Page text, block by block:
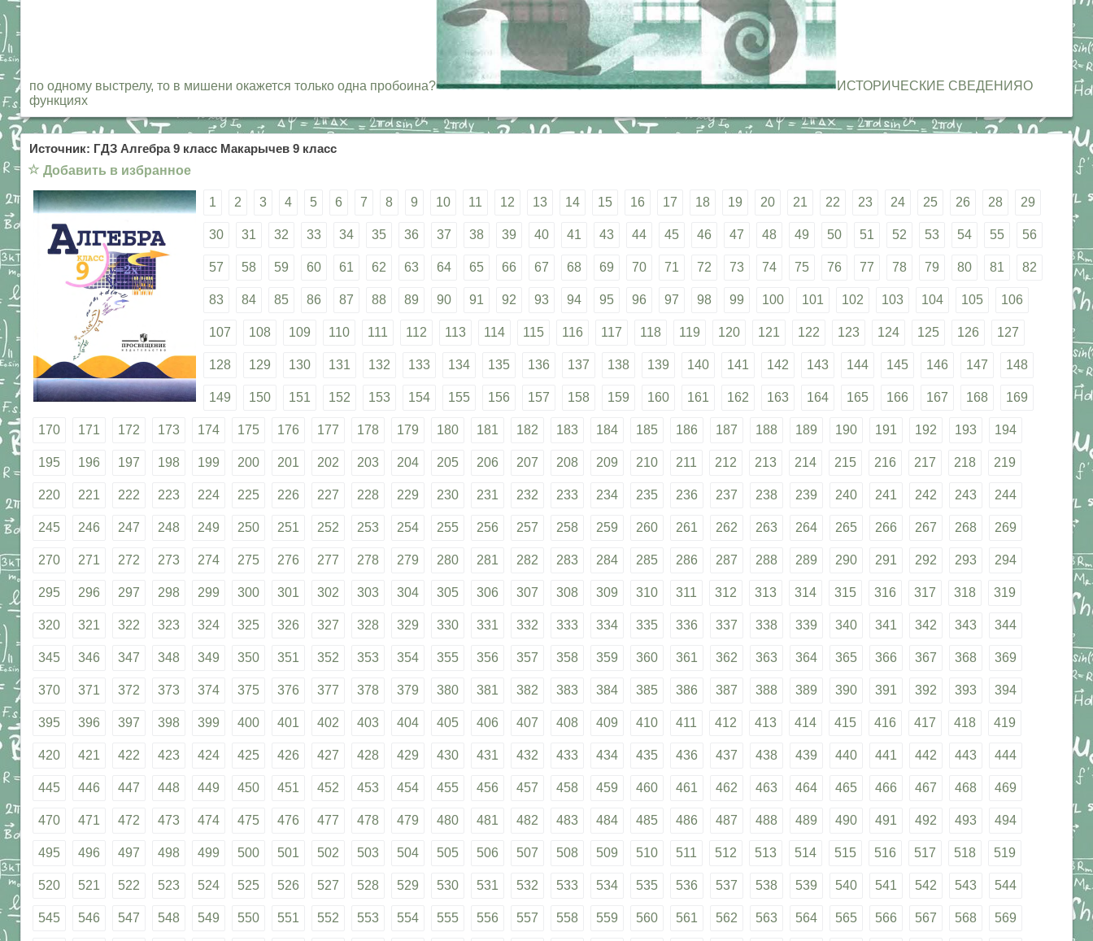
по одному выстрелу, то в мишени окажется только одна пробоина?
ИСТОРИЧЕСКИЕ СВЕДЕНИЯО
функциях
Источник: ГДЗ Алгебра 9 класс Макарычев 9 класс
☆ Добавить в избранное
1 2 3 4 5 6 7 8 9 10 11 12 13 14 15 16 17 18 19 20 21 22 23 24 25 26 28 29
30 31 32 33 34 35 36 37 38 39 40 41 43 44 45 46 47 48 49 50 51 52 53 54 55 56
57 58 59 60 61 62 63 64 65 66 67 68 69 70 71 72 73 74 75 76 77 78 79 80 81 82
83 84 85 86 87 88 89 90 91 92 93 94 95 96 97 98 99 100 101 102 103 104 105 106
107 108 109 110 111 112 113 114 115 116 117 118 119 120 121 122 123 124 125 126 127
128 129 130 131 132 133 134 135 136 137 138 139 140 141 142 143 144 145 146 147 148
149 150 151 152 153 154 155 156 157 158 159 160 161 162 163 164 165 166 167 168 169
170 171 172 173 174 175 176 177 178 179 180 181 182 183 184 185 186 187 188 189 190 191 192 193 194
195 196 197 198 199 200 201 202 203 204 205 206 207 208 209 210 211 212 213 214 215 216 217 218 219
220 221 222 223 224 225 226 227 228 229 230 231 232 233 234 235 236 237 238 239 240 241 242 243 244
245 246 247 248 249 250 251 252 253 254 255 256 257 258 259 260 261 262 263 264 265 266 267 268 269
270 271 272 273 274 275 276 277 278 279 280 281 282 283 284 285 286 287 288 289 290 291 292 293 294
295 296 297 298 299 300 301 302 303 304 305 306 307 308 309 310 311 312 313 314 315 316 317 318 319
320 321 322 323 324 325 326 327 328 329 330 331 332 333 334 335 336 337 338 339 340 341 342 343 344
345 346 347 348 349 350 351 352 353 354 355 356 357 358 359 360 361 362 363 364 365 366 367 368 369
370 371 372 373 374 375 376 377 378 379 380 381 382 383 384 385 386 387 388 389 390 391 392 393 394
395 396 397 398 399 400 401 402 403 404 405 406 407 408 409 410 411 412 413 414 415 416 417 418 419
420 421 422 423 424 425 426 427 428 429 430 431 432 433 434 435 436 437 438 439 440 441 442 443 444
445 446 447 448 449 450 451 452 453 454 455 456 457 458 459 460 461 462 463 464 465 466 467 468 469
470 471 472 473 474 475 476 477 478 479 480 481 482 483 484 485 486 487 488 489 490 491 492 493 494
495 496 497 498 499 500 501 502 503 504 505 506 507 508 509 510 511 512 513 514 515 516 517 518 519
520 521 522 523 524 525 526 527 528 529 530 531 532 533 534 535 536 537 538 539 540 541 542 543 544
545 546 547 548 549 550 551 552 553 554 555 556 557 558 559 560 561 562 563 564 565 566 567 568 569